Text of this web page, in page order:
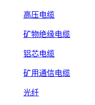
高压电缆
矿物绝缘电缆
铝芯电缆
矿用通信电缆
光纤